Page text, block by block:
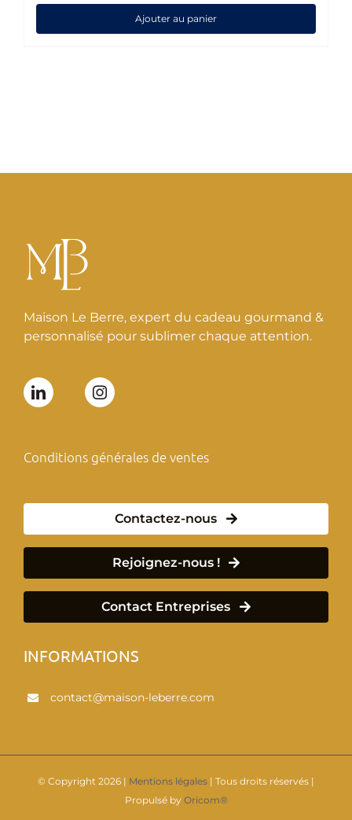
Ajouter au panier
Maison Le Berre, expert du cadeau gourmand &
personnalisé pour sublimer chaque attention.
Conditions générales de ventes
Contactez-nous
Rejoignez-nous !
Contact Entreprises
INFORMATIONS
contact@maison-leberre.com
© Copyright 2026 | Mentions légales | Tous droits réservés |
Propulsé by Oricom®